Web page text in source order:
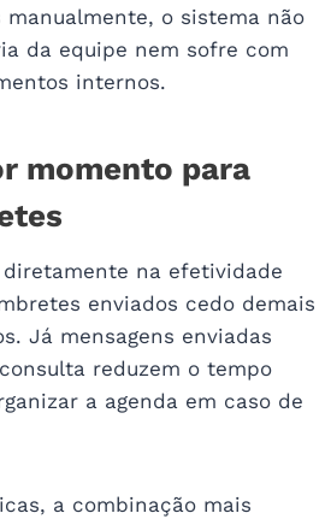
o sistema não
da equipe nem sofre com
internos.
momento para
na efetividade
enviados cedo demais
Já mensagens enviadas
reduzem o tempo
a agenda em caso de
a combinação mais